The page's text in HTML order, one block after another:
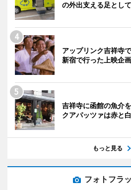
の外出支える足とし
アップリンク吉祥寺
新宿で行った上映企
吉祥寺に函館の魚介
クアパッツァは赤と白
もっと見る
フォトフラ